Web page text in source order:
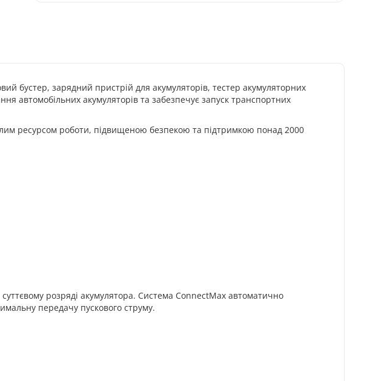
бустер, зарядний пристрій для акумуляторів, тестер акумуляторних
автомобільних акумуляторів та забезпечує запуск транспортних
ресурсом роботи, підвищеною безпекою та підтримкою понад 2000
розряді акумулятора. Система ConnectMax автоматично
передачу пускового струму.